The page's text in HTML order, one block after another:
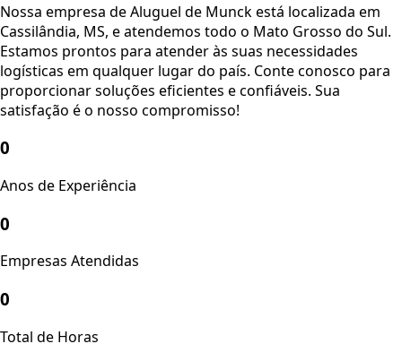
Nossa empresa de Aluguel de Munck está localizada em
Cassilândia, MS, e atendemos todo o Mato Grosso do Sul.
Estamos prontos para atender às suas necessidades
logísticas em qualquer lugar do país. Conte conosco para
proporcionar soluções eficientes e confiáveis. Sua
satisfação é o nosso compromisso!
0
Anos de Experiência
0
Empresas Atendidas
0
Total de Horas